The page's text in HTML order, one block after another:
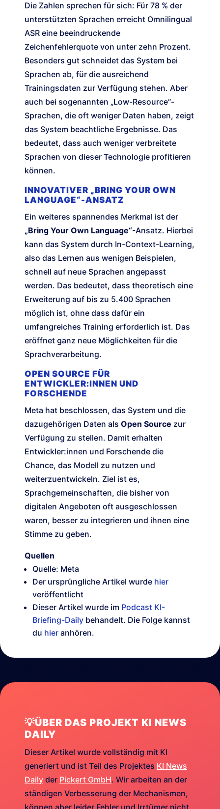
Die Zahlen sprechen für sich: Für 78 % der
unterstützten Sprachen erreicht Omnilingual
ASR eine beeindruckende
Zeichenfehlerquote von unter zehn Prozent.
Besonders gut schneidet das System bei
Sprachen ab, für die ausreichend
Trainingsdaten zur Verfügung stehen. Aber
auch bei sogenannten „Low-Resource“-
Sprachen, die oft weniger Daten haben, zeigt
das System beachtliche Ergebnisse. Das
bedeutet, dass auch weniger verbreitete
Sprachen von dieser Technologie profitieren
können.
INNOVATIVER „BRING YOUR OWN
LANGUAGE“-ANSATZ
Ein weiteres spannendes Merkmal ist der
„Bring Your Own Language“-Ansatz. Hierbei
kann das System durch In-Context-Learning,
also das Lernen aus wenigen Beispielen,
schnell auf neue Sprachen angepasst
werden. Das bedeutet, dass theoretisch eine
Erweiterung auf bis zu 5.400 Sprachen
möglich ist, ohne dass dafür ein
umfangreiches Training erforderlich ist. Das
eröffnet ganz neue Möglichkeiten für die
Sprachverarbeitung.
OPEN SOURCE FÜR
ENTWICKLER:INNEN UND
FORSCHENDE
Meta hat beschlossen, das System und die
dazugehörigen Daten als Open Source zur
Verfügung zu stellen. Damit erhalten
Entwickler:innen und Forschende die
Chance, das Modell zu nutzen und
weiterzuentwickeln. Ziel ist es,
Sprachgemeinschaften, die bisher von
digitalen Angeboten oft ausgeschlossen
waren, besser zu integrieren und ihnen eine
Stimme zu geben.
Quellen
Quelle: Meta
Der ursprüngliche Artikel wurde hier
veröffentlicht
Dieser Artikel wurde im Podcast KI-
Briefing-Daily behandelt. Die Folge kannst
du hier anhören.
💡ÜBER DAS PROJEKT KI NEWS
DAILY
Dieser Artikel wurde vollständig mit KI
generiert und ist Teil des Projektes KI News
Daily der Pickert GmbH. Wir arbeiten an der
ständigen Verbesserung der Mechanismen,